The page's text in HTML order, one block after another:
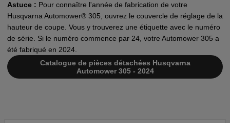
Astuce : Pour connaître l'année de fabrication de votre
Husqvarna Automower® 305, ouvrez le couvercle de réglage de la
hauteur de coupe. Vous y trouverez une étiquette avec le numéro
de série. Si le numéro commence par 24, votre Automower 305 a
été fabriqué en 2024.
Catalogue de pièces détachées Husqvarna
Automower 305 - 2024